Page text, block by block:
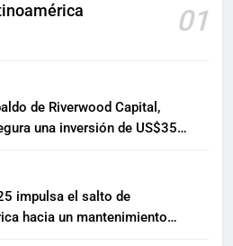
01
de Riverwood Capital,
una inversión de US$35
impulsa el salto de
hacia un mantenimiento